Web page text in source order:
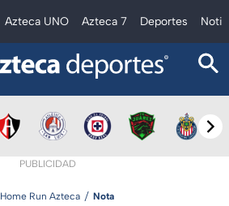
Azteca UNO Azteca 7 Deportes
PUBLICIDAD
Home Run Azteca Nota